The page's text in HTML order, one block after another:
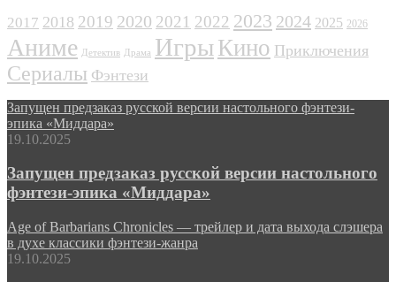
2017 2018 2019 2020 2021 2022 2023 2024 2025 2026
Аниме Детектив Драма ИгрыКино Приключения
Сериалы Фэнтези
Запущен предзаказ русской версии настольного фэнтези-
эпика «Миддара»
19.10.2025
Запущен предзаказ русской версии настольного
фэнтези-эпика «Миддара»
Age of Barbarians Chronicles — трейлер и дата выхода слэшера
в духе классики фэнтези-жанра
19.10.2025